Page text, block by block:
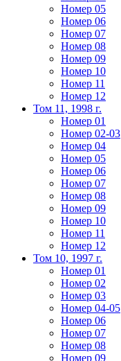
Номер 05
Номер 06
Номер 07
Номер 08
Номер 09
Номер 10
Номер 11
Номер 12
Том 11, 1998 г.
Номер 01
Номер 02-03
Номер 04
Номер 05
Номер 06
Номер 07
Номер 08
Номер 09
Номер 10
Номер 11
Номер 12
Том 10, 1997 г.
Номер 01
Номер 02
Номер 03
Номер 04-05
Номер 06
Номер 07
Номер 08
Номер 09